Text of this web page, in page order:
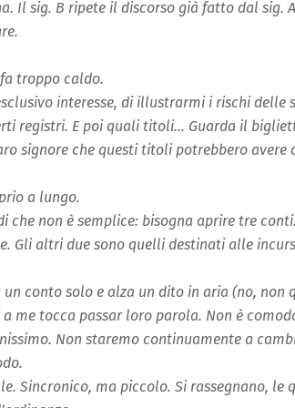
Il sig. B ripete il discorso già fatto dal sig.
troppo caldo.
interesse, di illustrarmi i rischi delle
registri. E poi quali titoli… Guarda il
signore che questi titoli potrebbero avere
a lungo.
che non è semplice: bisogna aprire tre
Gli altri due sono quelli destinati alle
un conto solo e alza un dito in aria (no,
me tocca passar loro parola. Non è
Non staremo continuamente a
Sincronico, ma piccolo. Si rassegnano,